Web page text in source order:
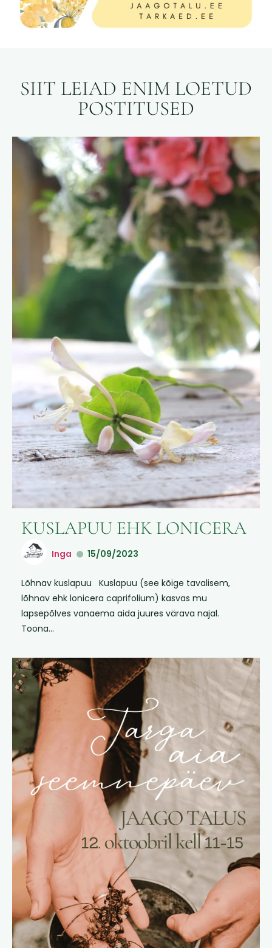
SIIT LEIAD ENIM LOETUD
POSTITUSED
KUSLAPUU EHK LONICERA
Inga 15/09/2023
Lõhnav kuslapuu Kuslapuu (see kõige tavalisem,
lõhnav ehk lonicera caprifolium) kasvas mu
lapsepõlves vanaema aida juures värava najal.
Toona...